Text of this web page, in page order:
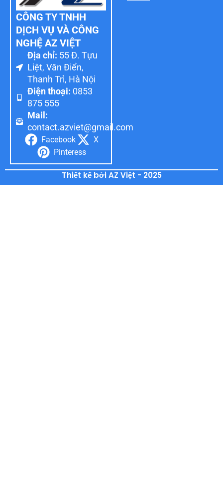
CÔNG TY TNHH
DỊCH VỤ VÀ CÔNG
NGHỆ AZ VIỆT
Địa chỉ: 55 Đ. Tựu
Liệt, Văn Điển,
Thanh Trì, Hà Nội
Điện thoại: 0853
875 555
Mail:
contact.azviet@gmail.com
Facebook
X
Pinteress
Thiết kế bởi AZ Việt - 2025